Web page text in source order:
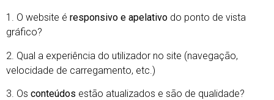
1. O website é responsivo e apelativo do ponto de vista
gráfico?
2. Qual a experiência do utilizador no site (navegação,
velocidade de carregamento, etc.)
3. Os conteúdos estão atualizados e são de qualidade?